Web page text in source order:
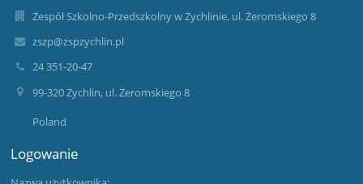
Zespół Szkolno-Przedszkolny w Żychlinie, ul. Żeromskiego 8
zszp@zspzychlin.pl
24 351-20-47
99-320 Żychlin, ul. Żeromskiego 8
Poland
Logowanie